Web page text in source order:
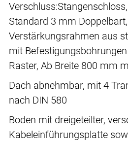
Standard 3 mm
Verstärkungsrahmen aus
mit
Raster, Ab Breite 800 mm
Dach abnehmbar, mit 4
nach DIN 580
Boden mit dreigeteilter,
Kabeleinführungsplatte